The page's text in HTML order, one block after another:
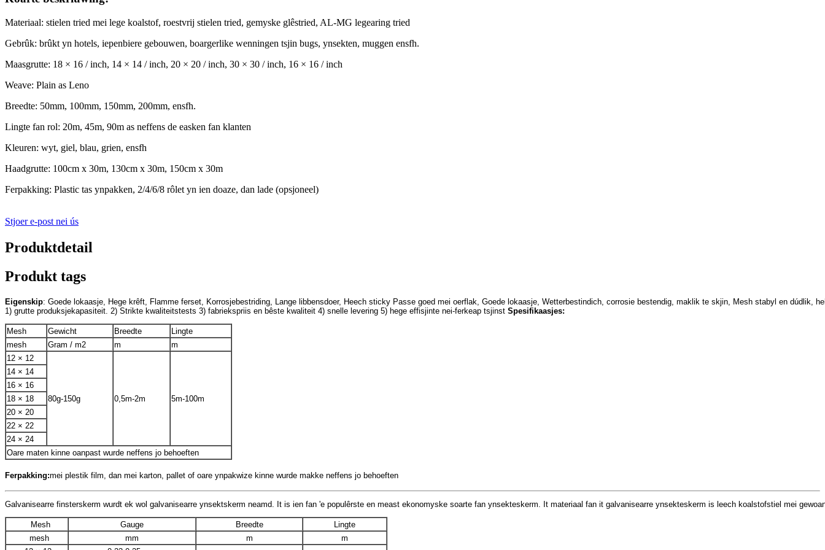
Materiaal: stielen tried mei lege koalstof, roestvrij stielen tried, gemyske glêstried, AL-MG legearing tried
Gebrûk: brûkt yn hotels, iepenbiere gebouwen, boargerlike wenningen tsjin bugs, ynsekten, muggen ensfh.
Maasgrutte: 18 × 16 / inch, 14 × 14 / inch, 20 × 20 / inch, 30 × 30 / inch, 16 × 16 / inch
Weave: Plain as Leno
Breedte: 50mm, 100mm, 150mm, 200mm, ensfh.
Lingte fan rol: 20m, 45m, 90m as neffens de easken fan klanten
Kleuren: wyt, giel, blau, grien, ensfh
Haadgrutte: 100cm x 30m, 130cm x 30m, 150cm x 30m
Ferpakking: Plastic tas ynpakken, 2/4/6/8 rôlet yn ien doaze, dan lade (opsjoneel)
Stjoer e-post nei ús
Produktdetail
Produkt tags
Eigenskip: Goede lokaasje, Hege krêft, Flamme ferset, Korrosjebestriding, Lange libbensdoer, Heech sticky Passe goed mei oerflak, Goede lokaasje, Wetterbestindich, corrosie bestendig, maklik te skjin, Mesh stabyl en dúdlik,
1) grutte produksjekapasiteit. 2) Strikte kwaliteitstests 3) fabriekspriis en bêste kwaliteit 4) snelle levering 5) hege effisjinte nei-ferkeap tsjinst Spesifikaasjes:
Mesh Gewicht Breedte
Lingte
mesh
Gram / m2 m
m
12 × 12
80g-150g 0,5m-2m 5m-100m
14 × 14
16 × 16
18 × 18
20 × 20
22 × 22
24 × 24
Oare maten kinne oanpast wurde neffens jo behoeften
Ferpakking:mei plestik film, dan mei karton, pallet of oare ynpakwize kinne wurde makke neffens jo behoeften
Galvanisearre finsterskerm wurdt ek wol galvanisearre ynsektskerm neamd. It is ien fan 'e populêrste en meast ekonomyske soarte fan ynsekteskerm. It materiaal fan it galvanisearre ynsekteskerm is leech koalstofstiel mei
Mesh Gauge Breedte
Lingte
mesh
mm m
m